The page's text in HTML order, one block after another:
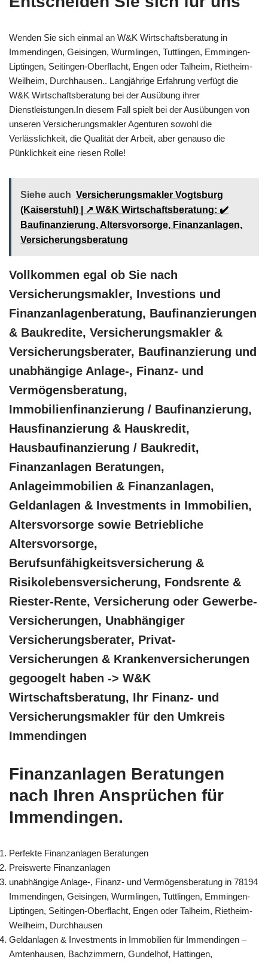
Wenden Sie sich einmal an W&K Wirtschaftsberatung in
Immendingen, Geisingen, Wurmlingen, Tuttlingen, Emmingen-
Liptingen, Seitingen-Oberflacht, Engen oder Talheim, Rietheim-
Weilheim, Durchhausen.. Langjährige Erfahrung verfügt die
W&K Wirtschaftsberatung bei der Ausübung ihrer
Dienstleistungen.In diesem Fall spielt bei der Ausübungen von
unseren Versicherungsmakler Agenturen sowohl die
Verlässlichkeit, die Qualität der Arbeit, aber genauso die
Pünklichkeit eine riesen Rolle!
Siehe auch Versicherungsmakler Vogtsburg
(Kaiserstuhl) | ↗️ W&K Wirtschaftsberatung: ✔️
Baufinanzierung, Altersvorsorge, Finanzanlagen,
Versicherungsberatung
Vollkommen egal ob Sie nach
Versicherungsmakler, Investions und
Finanzanlagenberatung, Baufinanzierungen
& Baukredite, Versicherungsmakler &
Versicherungsberater, Baufinanzierung und
unabhängige Anlage-, Finanz- und
Vermögensberatung,
Immobilienfinanzierung / Baufinanzierung,
Hausfinanzierung & Hauskredit,
Hausbaufinanzierung / Baukredit,
Finanzanlagen Beratungen,
Anlageimmobilien & Finanzanlagen,
Geldanlagen & Investments in Immobilien,
Altersvorsorge sowie Betriebliche
Altersvorsorge,
Berufsunfähigkeitsversicherung &
Risikolebensversicherung, Fondsrente &
Riester-Rente, Versicherung oder Gewerbe-
Versicherungen, Unabhängiger
Versicherungsberater, Privat-
Versicherungen & Krankenversicherungen
gegoogelt haben -> W&K
Wirtschaftsberatung, Ihr Finanz- und
Versicherungsmakler für den Umkreis
Immendingen
Finanzanlagen Beratungen
nach Ihren Ansprüchen für
Immendingen.
Perfekte Finanzanlagen Beratungen
Preiswerte Finanzanlagen
unabhängige Anlage-, Finanz- und Vermögensberatung in 78194
Immendingen, Geisingen, Wurmlingen, Tuttlingen, Emmingen-
Liptingen, Seitingen-Oberflacht, Engen oder Talheim, Rietheim-
Weilheim, Durchhausen
Geldanlagen & Investments in Immobilien für Immendingen –
Amtenhausen, Bachzimmern, Gundelhof, Hattingen,